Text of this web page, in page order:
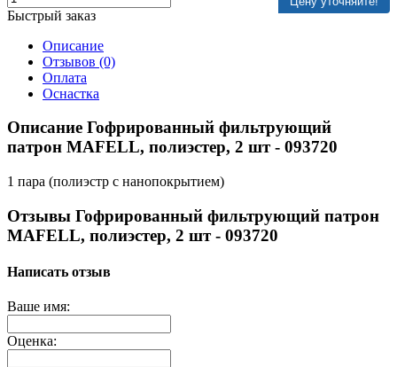
Быстрый заказ
Описание
Отзывов (0)
Оплата
Оснастка
Описание Гофрированный фильтрующий
патрон MAFELL, полиэстер, 2 шт - 093720
1 пара (полиэстр с нанопокрытием)
Отзывы Гофрированный фильтрующий патрон
MAFELL, полиэстер, 2 шт - 093720
Написать отзыв
Ваше имя:
Оценка: